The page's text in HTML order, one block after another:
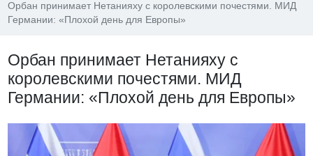
Орбан принимает Нетанияху с королевскими почестями. МИД
Германии: «Плохой день для Европы»
Орбан принимает Нетанияху с
королевскими почестями. МИД
Германии: «Плохой день для Европы»